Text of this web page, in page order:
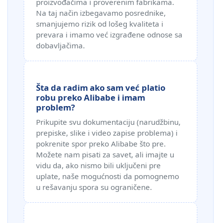
proizvođačima i proverenim fabrikama.
Na taj način izbegavamo posrednike,
smanjujemo rizik od lošeg kvaliteta i
prevara i imamo već izgrađene odnose sa
dobavljačima.
Šta da radim ako sam već platio
robu preko Alibabe i imam
problem?
Prikupite svu dokumentaciju (narudžbinu,
prepiske, slike i video zapise problema) i
pokrenite spor preko Alibabe što pre.
Možete nam pisati za savet, ali imajte u
vidu da, ako nismo bili uključeni pre
uplate, naše mogućnosti da pomognemo
u rešavanju spora su ograničene.